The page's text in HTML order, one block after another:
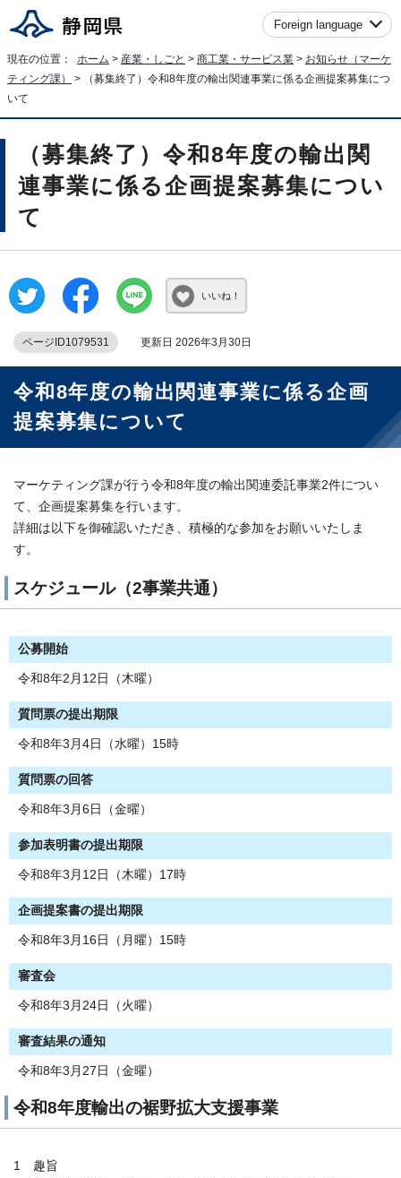
Foreign language
現在の位置： ホーム > 産業・しごと > 商工業・サービス業 > お知らせ（マーケ
ティング課）
> （募集終了）令和8年度の輸出関連事業に係る企画提案募集につ
いて
（募集終了）令和8年度の輸出関
連事業に係る企画提案募集につい
て
いいね！
ページID1079531 更新日 2026年3月30日
令和8年度の輸出関連事業に係る企画
提案募集について
マーケティング課が行う令和8年度の輸出関連委託事業2件につい
て、企画提案募集を行います。
詳細は以下を御確認いただき、積極的な参加をお願いいたしま
す。
スケジュール（2事業共通）
公募開始
令和8年2月12日（木曜）
質問票の提出期限
令和8年3月4日（水曜）15時
質問票の回答
令和8年3月6日（金曜）
参加表明書の提出期限
令和8年3月12日（木曜）17時
企画提案書の提出期限
令和8年3月16日（月曜）15時
審査会
令和8年3月24日（火曜）
審査結果の通知
令和8年3月27日（金曜）
令和8年度輸出の裾野拡大支援事業
1 趣旨